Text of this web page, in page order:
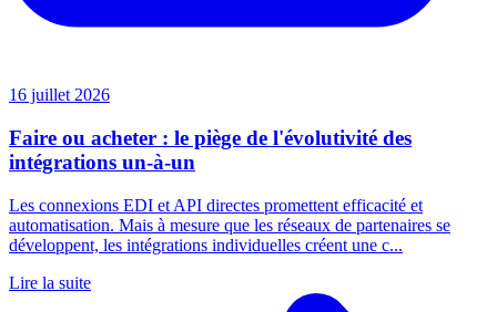
16 juillet 2026
Faire ou acheter : le piège de l'évolutivité des
intégrations un-à-un
Les connexions EDI et API directes promettent efficacité et
automatisation. Mais à mesure que les réseaux de partenaires se
développent, les intégrations individuelles créent une c...
Lire la suite